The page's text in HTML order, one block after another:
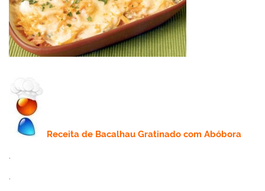
Receitade Bacalhau Gratinado com Abóbora
.